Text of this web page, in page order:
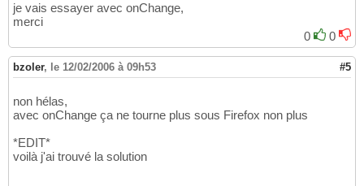
je vais essayer avec onChange,
merci
0
0
bzoler, le 12/02/2006 à 09h53 #5
non hélas,
avec onChange ça ne tourne plus sous Firefox non plus
*EDIT*
voilà j'ai trouvé la solution